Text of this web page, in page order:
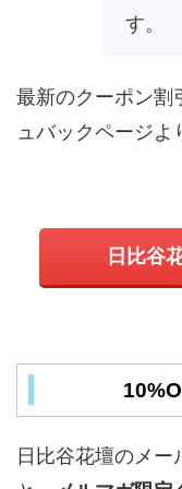
す。
最新のクーポン割
ュバックページよ
日比谷
日比谷花壇のメー